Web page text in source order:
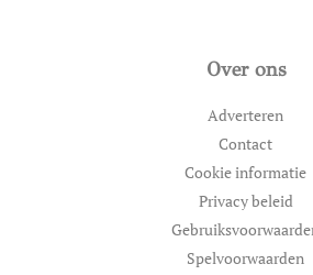
Over ons
Adverteren
Contact
Cookie informatie
Privacy beleid
Spelvoorwaarden